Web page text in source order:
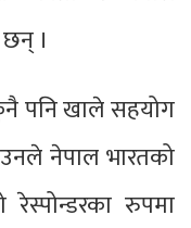
।
पनि खाले सहयोग
उनले नेपाल भारतको
रुपमा